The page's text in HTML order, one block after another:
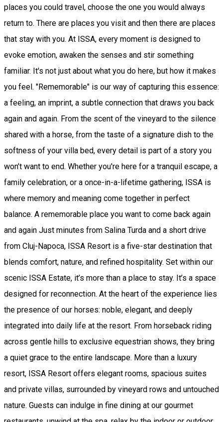
places you could travel, choose the one you would always
return to. There are places you visit and then there are places
that stay with you. At ISSA, every moment is designed to
evoke emotion, awaken the senses and stir something
familiar. It's not just about what you do here, but how it makes
you feel. "Rememorable" is our way of capturing this essence:
a feeling, an imprint, a subtle connection that draws you back
again and again. From the scent of the vineyard to the silence
shared with a horse, from the taste of a signature dish to the
softness of your villa bed, every detail is part of a story you
won’t want to end. Whether you're here for a tranquil escape, a
family celebration, or a once-in-a-lifetime gathering, ISSA is
where memory and meaning come together in perfect
balance. A rememorable place you want to come back again
and again Just minutes from Salina Turda and a short drive
from Cluj-Napoca, ISSA Resort is a five-star destination that
blends comfort, nature, and refined hospitality. Set within our
scenic ISSA Estate, it’s more than a place to stay. It’s a space
designed for reconnection. At the heart of the experience lies
the presence of our horses: noble, elegant, and deeply
integrated into daily life at the resort. From horseback riding
across gentle hills to exclusive equestrian shows, they bring
a quiet grace to the entire landscape. More than a luxury
resort, ISSA Resort offers elegant rooms, spacious suites
and private villas, surrounded by vineyard rows and untouched
nature. Guests can indulge in fine dining at our gourmet